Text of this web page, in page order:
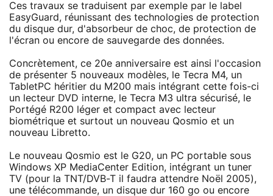
Ces travaux se traduisent par exemple par le label
EasyGuard, réunissant des technologies de protection
du disque dur, d'absorbeur de choc, de protection de
l'écran ou encore de sauvegarde des données.
Concrètement, ce 20e anniversaire est ainsi l'occasion
de présenter 5 nouveaux modèles, le Tecra M4, un
TabletPC héritier du M200 mais intégrant cette fois-ci
un lecteur DVD interne, le Tecra M3 ultra sécurisé, le
Portégé R200 léger et compact avec lecteur
biométrique et surtout un nouveau Qosmio et un
nouveau Libretto.
Le nouveau Qosmio est le G20, un PC portable sous
Windows XP MediaCenter Edition, intégrant un tuner
TV (pour la TNT/DVB-T il faudra attendre Noël 2005),
une télécommande, un disque dur 160 go ou encore